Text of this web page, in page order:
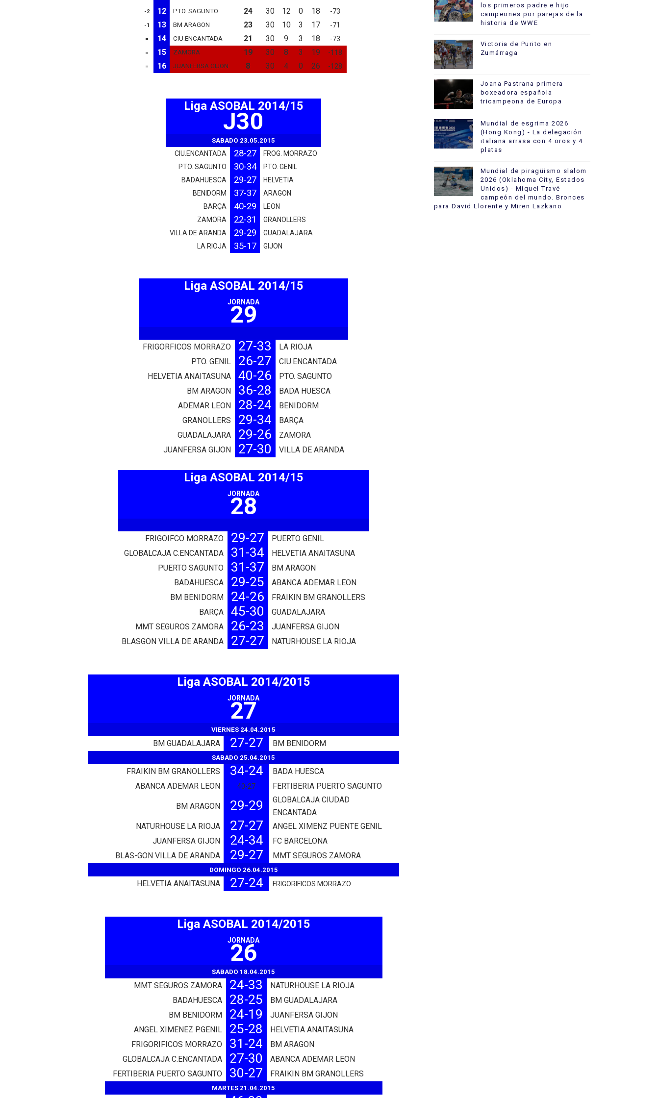
-2 12 PTO. SAGUNTO 24 30 12 0 18 -73
-1 13 BM ARAGON 23 30 10 3 17 -71
= 14 CIU.ENCANTADA 21 30 9 3 18 -73
= 15 ZAMORA 19 30 8 3 19 -118
= 16 JUANFERSA GIJON 8 30 4 0 26 -128
Liga ASOBAL 2014/15
J30
SABADO 23.05.2015
CIU.ENCANTADA 28-27
FROG. MORRAZO
PTO. SAGUNTO
30-34
PTO. GENIL
BADAHUESCA
29-27
HELVETIA
BENIDORM
37-37
ARAGON
BARÇA
40-29
LEON
ZAMORA
22-31
GRANOLLERS
VILLA DE ARANDA
29-29
GUADALAJARA
LA RIOJA
35-17 GIJON
Liga ASOBAL 2014/15
JORNADA
29
FRIGORFICOS MORRAZO 27-33
LA RIOJA
PTO. GENIL
26-27
CIU.ENCANTADA
HELVETIA ANAITASUNA
40-26
PTO. SAGUNTO
BM ARAGON
36-28
BADA HUESCA
ADEMAR LEON
28-24
BENIDORM
GRANOLLERS
29-34
BARÇA
GUADALAJARA
29-26
ZAMORA
JUANFERSA GIJON
27-30 VILLA DE ARANDA
Liga ASOBAL 2014/15
JORNADA
28
FRIGOIFCO MORRAZO 29-27
PUERTO GENIL
GLOBALCAJA C.ENCANTADA
31-34
HELVETIA ANAITASUNA
PUERTO SAGUNTO
31-37
BM ARAGON
BADAHUESCA
29-25
ABANCA ADEMAR LEON
BM BENIDORM
24-26
FRAIKIN BM GRANOLLERS
BARÇA
45-30
GUADALAJARA
MMT SEGUROS ZAMORA
26-23
JUANFERSA GIJON
BLASGON VILLA DE ARANDA
27-27 NATURHOUSE LA RIOJA
Liga ASOBAL 2014/2015
JORNADA
27
VIERNES 24.04.2015
BM GUADALAJARA 27-27 BM BENIDORM
SABADO 25.04.2015
FRAIKIN BM GRANOLLERS 34-24
BADA HUESCA
ABANCA ADEMAR LEON
40-27 FERTIBERIA PUERTO SAGUNTO
BM ARAGON 29-29
GLOBALCAJA CIUDAD
ENCANTADA
NATURHOUSE LA RIOJA
27-27
ANGEL XIMENZ PUENTE GENIL
JUANFERSA GIJON
24-34
FC BARCELONA
BLAS-GON VILLA DE ARANDA
29-27 MMT SEGUROS ZAMORA
DOMINGO 26.04.2015
HELVETIA ANAITASUNA 27-24 FRIGORIFICOS MORRAZO
Liga ASOBAL 2014/2015
JORNADA
26
SABADO 18.04.2015
MMT SEGUROS ZAMORA 24-33
NATURHOUSE LA RIOJA
BADAHUESCA
28-25
BM GUADALAJARA
BM BENIDORM
24-19
JUANFERSA GIJON
ANGEL XIMENEZ P.GENIL
25-28
HELVETIA ANAITASUNA
FRIGORIFICOS MORRAZO
31-24
BM ARAGON
GLOBALCAJA C.ENCANTADA
27-30
ABANCA ADEMAR LEON
FERTIBERIA PUERTO SAGUNTO
30-27 FRAIKIN BM GRANOLLERS
MARTES 21.04.2015
los primeros padre e hijo
campeones por parejas de la
historia de WWE
Victoria de Purito en
Zumárraga
Joana Pastrana primera
boxeadora española
tricampeona de Europa
Mundial de esgrima 2026
(Hong Kong) - La delegación
italiana arrasa con 4 oros y 4
platas
Mundial de piragüismo slalom
2026 (Oklahoma City, Estados
Unidos) - Miquel Travé
campeón del mundo. Bronces
para David Llorente y Miren Lazkano